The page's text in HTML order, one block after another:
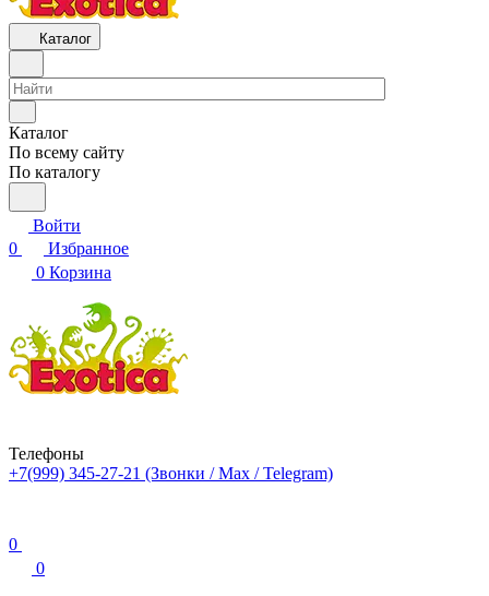
Каталог
Каталог
По всему сайту
По каталогу
Войти
0
Избранное
0 Корзина
Телефоны
+7(999) 345-27-21 (Звонки / Max / Telegram)
0
0